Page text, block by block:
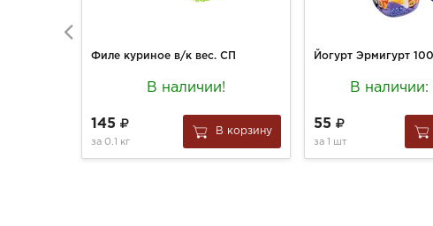
Филе куриное в/к вес. СП
В наличии!
145
за 0.1 кг
В корзину
В наличии:
55
за 1 шт